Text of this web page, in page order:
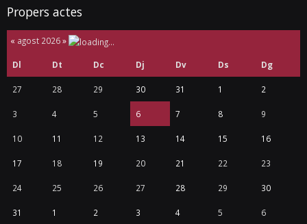
Propers actes
« agost 2026»
Dl Dt Dc Dj Dv Ds Dg
27 28 29 30 31 1 2
3 4 5 6 7 8 9
10 11 12 13 14 15 16
17 18 19 20 21 22 23
24 25 26 27 28 29 30
31 1 2 3 4 5
6